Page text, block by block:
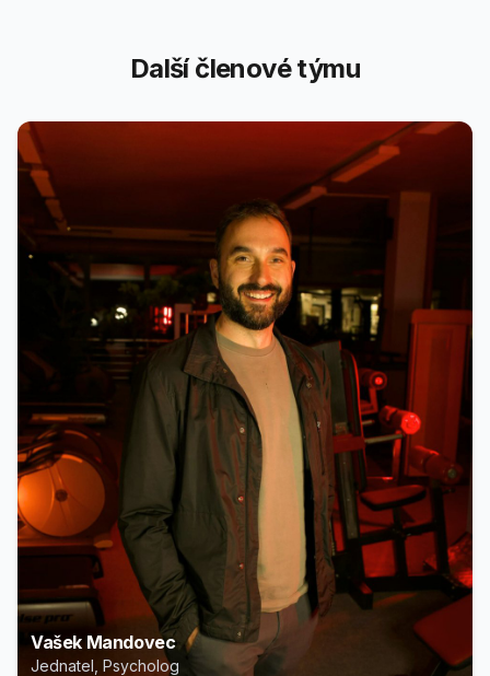
Další členové týmu
Vašek Mandovec
Jednatel, Psycholog